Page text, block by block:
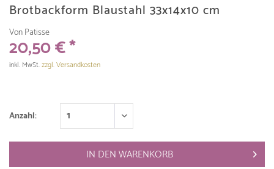
Brotbackform Blaustahl 33x14x10 cm
Von Patisse
20,50 € *
inkl. MwSt.zzgl. Versandkosten
Anzahl:
IN DENWARENKORB